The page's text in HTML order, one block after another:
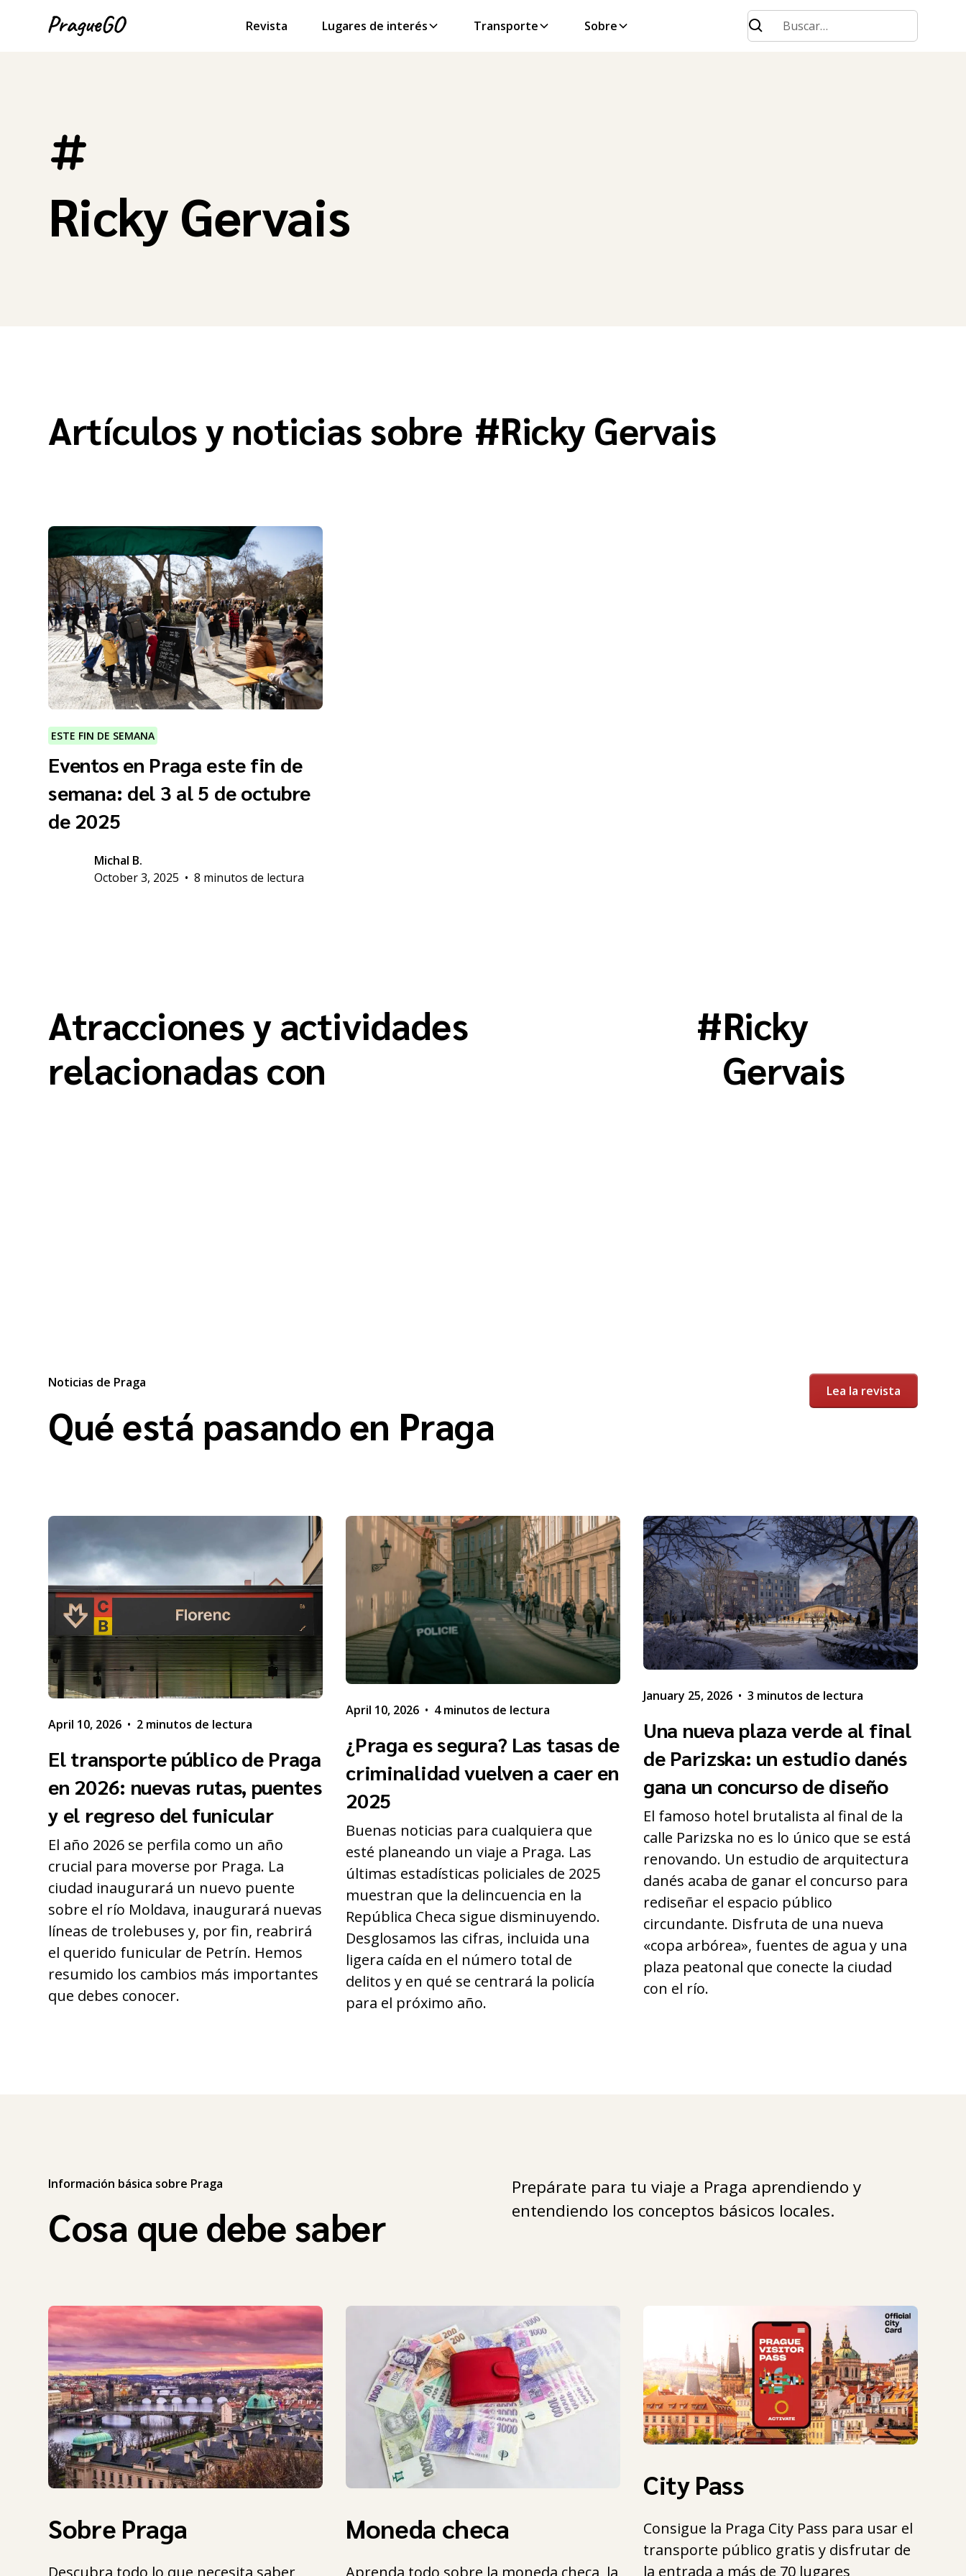
Revista Lugares de interés Transporte Sobre
Ricky Gervais
Artículos y noticias sobre #Ricky Gervais
ESTE FIN DE SEMANA
Eventos en Praga este fin de
semana: del 3 al 5 de octubre
de 2025
Michal B.
October 3, 2025 • 8 minutos de lectura
Atracciones y actividades
relacionadas con
#Ricky
Gervais
Noticias de Praga
Qué está pasando en Praga
Lea la revista
April 10, 2026 • 2 minutos de lectura
El transporte público de Praga
en 2026: nuevas rutas, puentes
y el regreso del funicular
El año 2026 se perfila como un año
crucial para moverse por Praga. La
ciudad inaugurará un nuevo puente
sobre el río Moldava, inaugurará nuevas
líneas de trolebuses y, por fin, reabrirá
el querido funicular de Petrín. Hemos
resumido los cambios más importantes
que debes conocer.
April 10, 2026 • 4 minutos de lectura
¿Praga es segura? Las tasas de
criminalidad vuelven a caer en
2025
Buenas noticias para cualquiera que
esté planeando un viaje a Praga. Las
últimas estadísticas policiales de 2025
muestran que la delincuencia en la
República Checa sigue disminuyendo.
Desglosamos las cifras, incluida una
ligera caída en el número total de
delitos y en qué se centrará la policía
para el próximo año.
January 25, 2026 • 3 minutos de lectura
Una nueva plaza verde al final
de Parizska: un estudio danés
gana un concurso de diseño
El famoso hotel brutalista al final de la
calle Parizska no es lo único que se está
renovando. Un estudio de arquitectura
danés acaba de ganar el concurso para
rediseñar el espacio público
circundante. Disfruta de una nueva
«copa arbórea», fuentes de agua y una
plaza peatonal que conecte la ciudad
con el río.
Información básica sobre Praga
Cosa que debe saber
Prepárate para tu viaje a Praga aprendiendo y
entendiendo los conceptos básicos locales.
Sobre Praga Moneda checa
City Pass
Consigue la Praga City Pass para usar el
transporte público gratis y disfrutar de
la entrada a más de 70 lugares